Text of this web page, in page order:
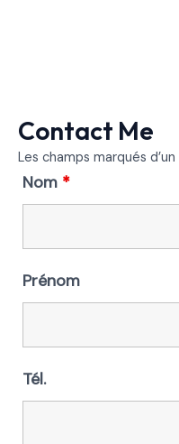
Contact Me
Les champs marqués d’un
Nom *
Prénom
Tél.